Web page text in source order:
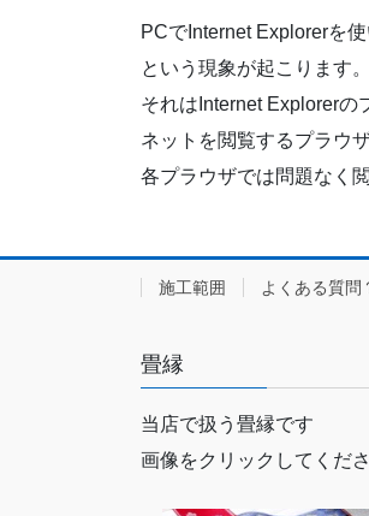
PCでInternet Explorerを
という現象が起こります。
それはInternet Explorerの
ネットを閲覧するプラウ
各プラウザでは問題なく
施工範囲 よくある質問
畳縁
当店で扱う畳縁です
画像をクリックしてくださ